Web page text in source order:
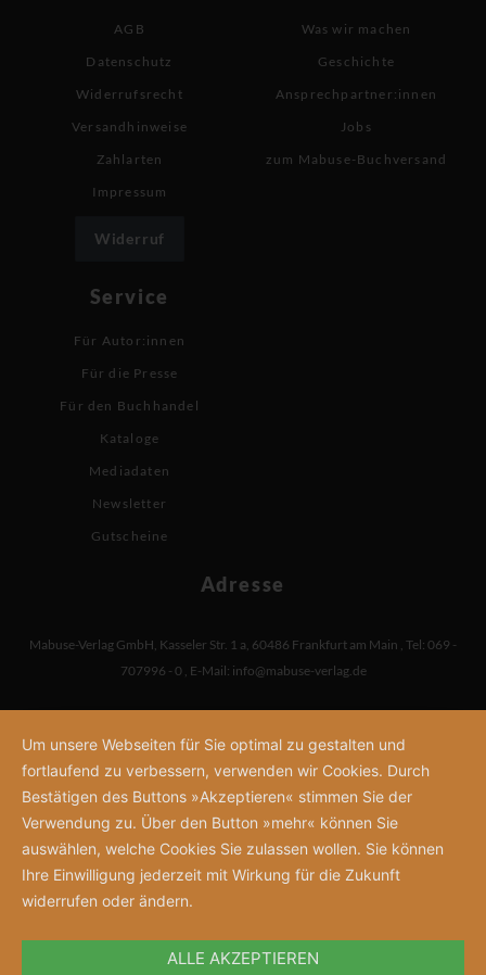
AGB
Datenschutz
Widerrufsrecht
Versandhinweise
Zahlarten
Impressum
Widerruf
Was wir machen
Geschichte
Ansprechpartner:innen
Jobs
zum Mabuse-Buchversand
Service
Für Autor:innen
Für die Presse
Für den Buchhandel
Kataloge
Mediadaten
Newsletter
Gutscheine
Adresse
Mabuse-Verlag GmbH Kasseler Str. 1 a 60486 Frankfurt am Main Tel: 069 -
707996 - 0 E-Mail: info@mabuse-verlag.de
Um unsere Webseiten für Sie optimal zu gestalten und
fortlaufend zu verbessern, verwenden wir Cookies. Durch
Bestätigen des Buttons »Akzeptieren« stimmen Sie der
Verwendung zu. Über den Button »mehr« können Sie
auswählen, welche Cookies Sie zulassen wollen. Sie können
Ihre Einwilligung jederzeit mit Wirkung für die Zukunft
widerrufen oder ändern.
ALLE AKZEPTIEREN